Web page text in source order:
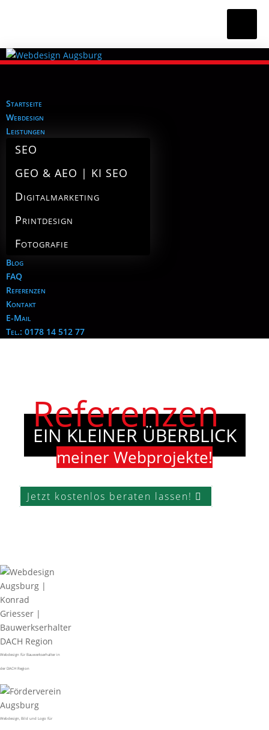
Startseite
Webdesign
Leistungen
SEO
GEO & AEO | KI SEO
Digitalmarketing
Printdesign
Fotografie
Blog
FAQ
Referenzen
Kontakt
E-Mail
Tel.: 0178 14 512 77
Webdesign für Bauwerkserhalter in
der DACH Region
Webdesign, Bild und Logo für
Referenzen
EIN KLEINER ÜBERBLICK
meiner Webprojekte!
Jetzt kostenlos beraten lassen!